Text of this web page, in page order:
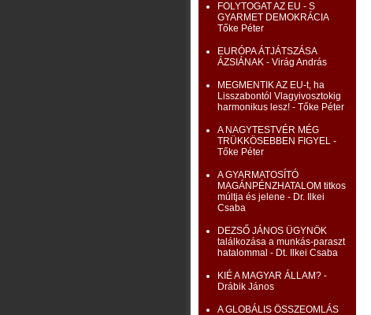
FOLYTOGAT AZ EU - S
GYARMET DEMOKRÁCIA
Tőke Péter
EURÓPA ÁTJÁTSZÁSA
ÁZSIÁNAK - Virág András
MEGMENTIK AZ EU-t, ha
Lisszabontól Vlagyivosztokig
harmonikus lesz! - Tőke Péter
A NAGYTESTVÉR MÉG
TRÜKKÖSEBBEN FIGYEL -
Tőke Péter
A GYARMATOSÍTÓ
MAGÁNPÉNZHATALOM titkos
múltja és jelene - Dr. Ilkei
Csaba
DEZSŐ JÁNOS ÜGYNÖK
találkozása a munkás-paraszt
hatalommal - Dt. Ilkei Csaba
KIÉ A MAGYAR ÁLLAM? -
Drábik János
A GLOBÁLIS ÖSSZEOMLÁS